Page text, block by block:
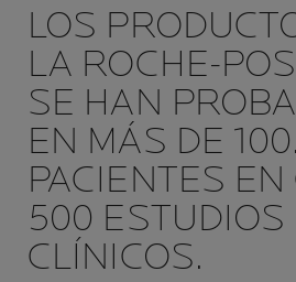
LOS
LA ROCHE-
SE HAN
EN MÁS DE
PACIENTES EN
500 ESTUDIOS
CLÍNICOS.